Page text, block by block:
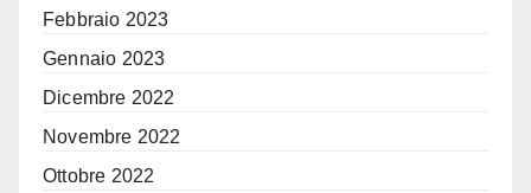
Febbraio 2023
Gennaio 2023
Dicembre 2022
Novembre 2022
Ottobre 2022